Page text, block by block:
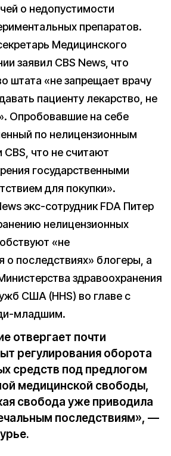
о недопустимости
препаратов.
Медицинского
заявил CBS News, что
штата «не запрещает врачу
пациенту лекарство, не
Опробовавшие на себе
по нелицензионным
CBS, что не считают
государственными
для покупки».
экс-сотрудник FDA Питер
нелицензионных
«не
последствиях» блогеры, а
здравоохранения
США (HHS) во главе с
младшим.
отвергает почти
регулирования оборота
средств под предлогом
медицинской свободы,
свобода уже приводила
последствиям», —